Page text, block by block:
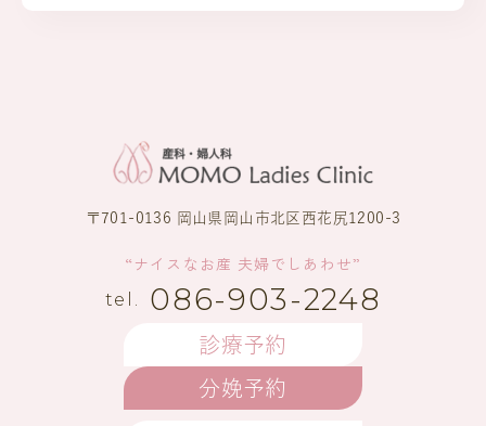
〒701-0136 岡山県岡山市北区西花尻1200-3
“ナイスなお産 夫婦でしあわせ”
086-903-2248
診療予約
分娩予約